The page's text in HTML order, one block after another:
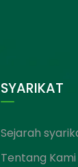
SYARIKAT
Sejarah
Tentang Kami